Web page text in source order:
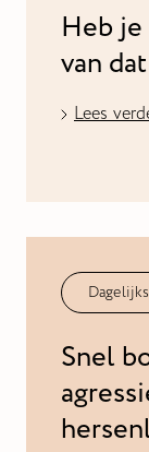
Heb
van
Lees
Snel